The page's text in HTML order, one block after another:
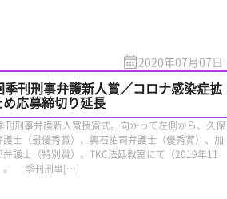
2020年07月07日
季刊刑事弁護新人賞／コロナ感染症拡
応募締切り延長
刊刑事弁護新人賞授賞式。向かって左側から、久保
護士（最優秀賞）、輿石祐司弁護士（優秀賞）、加
弁護士（特別賞）。TKC法廷教室にて（2019年11
。 季刊刑事[…]